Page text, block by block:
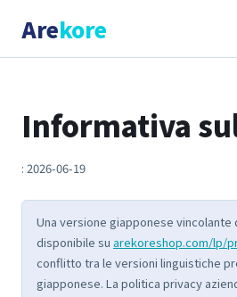
Arekore
Informativa
: 2026-06-19
Una versione giapponese vincolante
disponibile su arekoreshop.com/lp/
conflitto tra le versioni linguistiche
giapponese. La politica privacy